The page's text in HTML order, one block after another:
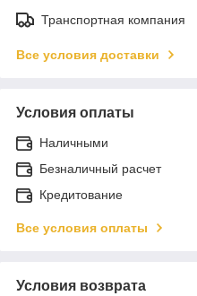
Транспортная компания
Все условия доставки
Условия оплаты
Наличными
Безналичный расчет
Кредитование
Все условия оплаты
Условия возврата